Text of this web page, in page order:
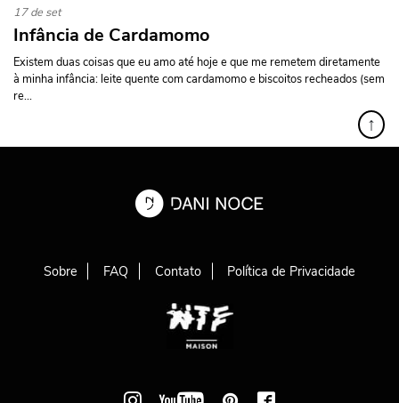
17 de set
Infância de Cardamomo
Existem duas coisas que eu amo até hoje e que me remetem diretamente
à minha infância: leite quente com cardamomo e biscoitos recheados (sem
re...
↑
Sobre FAQ Contato Política de Privacidade